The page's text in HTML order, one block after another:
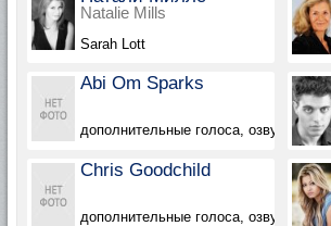
Natalie Mills
Sarah Lott
Abi Om Sparks
дополнительные голоса, озвучка
Chris Goodchild
дополнительные голоса, озвучка